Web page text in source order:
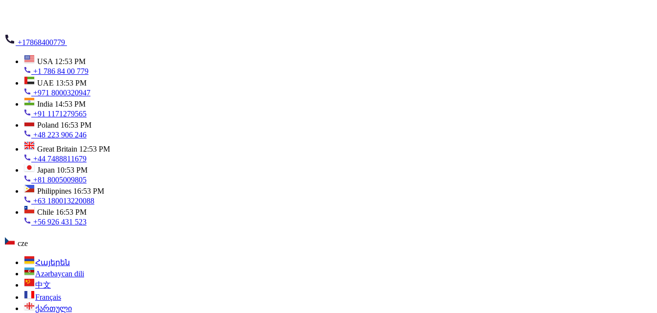
+17868400779
USA 12:53 PM
+1 786 84 00 779
UAE 13:53 PM
+971 8000320947
India 14:53 PM
+91 1171279565
Poland 16:53 PM
+48 223 906 246
Great Britain 12:53 PM
+44 7488811679
Japan 10:53 PM
+81 8005009805
Philippines 16:53 PM
+63 180013220088
Chile 16:53 PM
+56 926 431 523
cze
Հայերեն
Azərbaycan dili
中文
Français
ქართული